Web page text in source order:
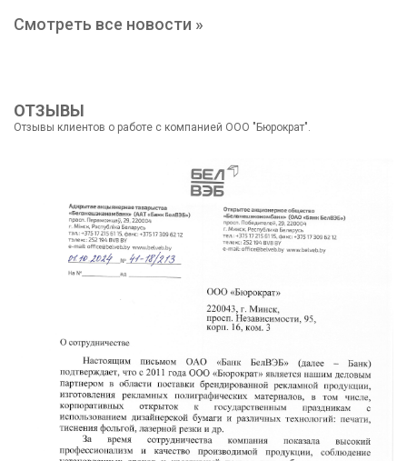
Смотреть все новости »
ОТЗЫВЫ
Отзывы клиентов о работе с компанией ООО "Бюрократ".